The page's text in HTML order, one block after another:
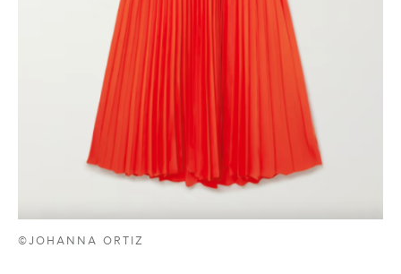
©JOHANNA ORTIZ